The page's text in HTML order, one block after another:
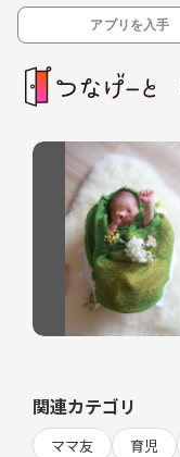
アプリを入手
関連カテゴリ
ママ友 育児